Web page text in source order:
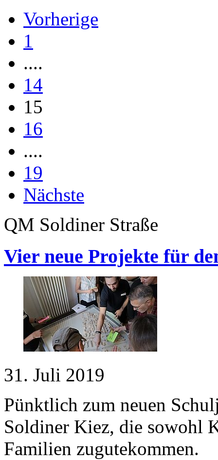
Vorherige
1
....
14
15
16
....
19
Nächste
QM Soldiner Straße
Vier neue Projekte für
31. Juli 2019
Pünktlich zum neuen
Soldiner Kiez, die sowohl
Familien zugutekommen.